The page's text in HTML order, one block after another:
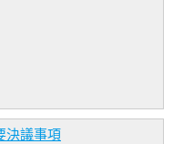
決議事項